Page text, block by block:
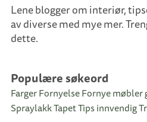
Lene blogger om interiør,
av diverse med mye mer.
dette.
Populære søkeord
FargerFornyelseFornye møbler
SpraylakkTapetTips innvendig